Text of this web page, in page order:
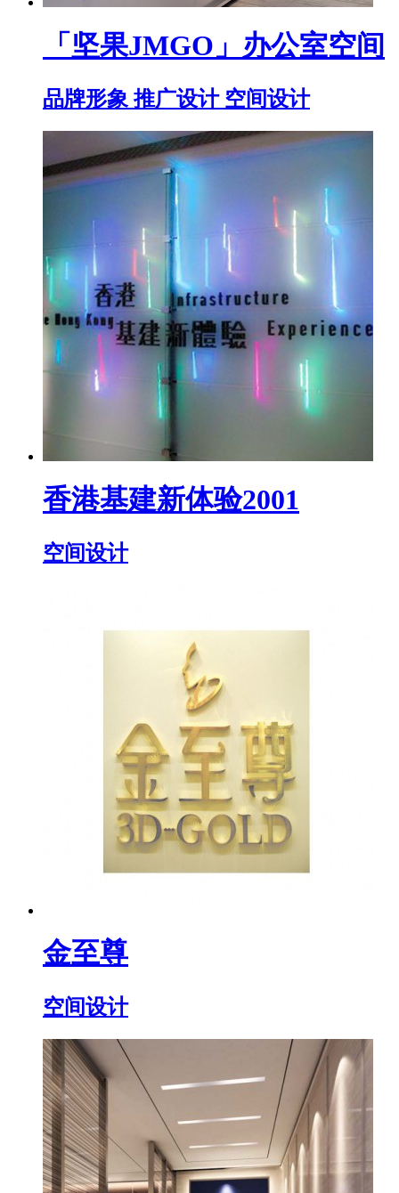
「坚果JMGO」办公室空间
品牌形象 推广设计 空间设计
香港基建新体验2001
空间设计
金至尊
空间设计